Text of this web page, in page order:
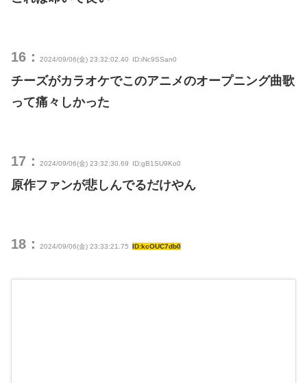
16： 2024/09/06(金) 23:32:02.40 ID:iNc9SSan0
チーズがカラオケでこのアニメのオープニング曲歌
って痛々しかった
17： 2024/09/06(金) 23:32:30.69 ID:gB1SU9Ko0
原作ファンが悲しんでるだけやん
18： 2024/09/06(金) 23:33:21.75 ID:kcOUC7db0